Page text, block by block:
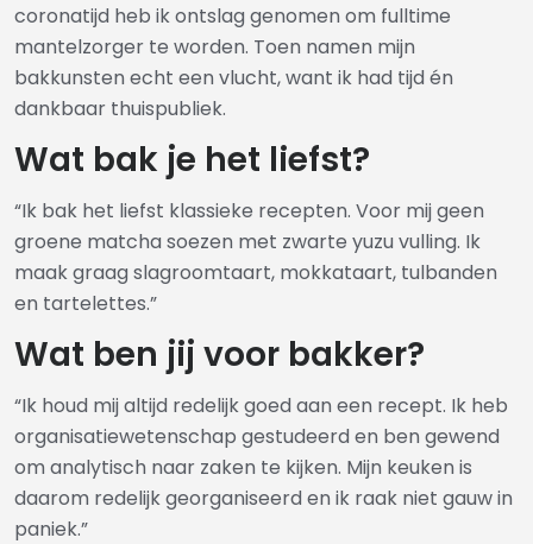
coronatijd heb ik ontslag genomen om fulltime
mantelzorger te worden. Toen namen mijn
bakkunsten echt een vlucht, want ik had tijd én
dankbaar thuispubliek.
Wat bak je het liefst?
“Ik bak het liefst klassieke recepten. Voor mij geen
groene matcha soezen met zwarte yuzu vulling. Ik
maak graag slagroomtaart, mokkataart, tulbanden
en tartelettes.”
Wat ben jij voor bakker?
“Ik houd mij altijd redelijk goed aan een recept. Ik heb
organisatiewetenschap gestudeerd en ben gewend
om analytisch naar zaken te kijken. Mijn keuken is
daarom redelijk georganiseerd en ik raak niet gauw in
paniek.”